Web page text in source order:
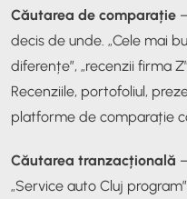
Căutarea de comparație
decis de unde. „Cele mai
diferențe”, „recenzii firma
Recenziile, portofoliul,
platforme de comparație
Căutarea tranzacțională
„Service auto Cluj